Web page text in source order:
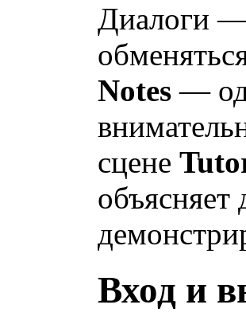
Диалоги —
Notes —
сцене
объясняет
Вход и